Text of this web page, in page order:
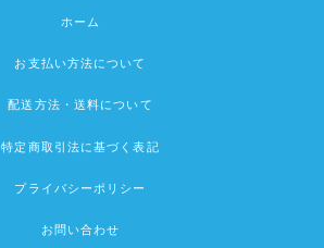
ホーム
お支払い方法について
配送方法・送料について
特定商取引法に基づく表記
プライバシーポリシー
お問い合わせ